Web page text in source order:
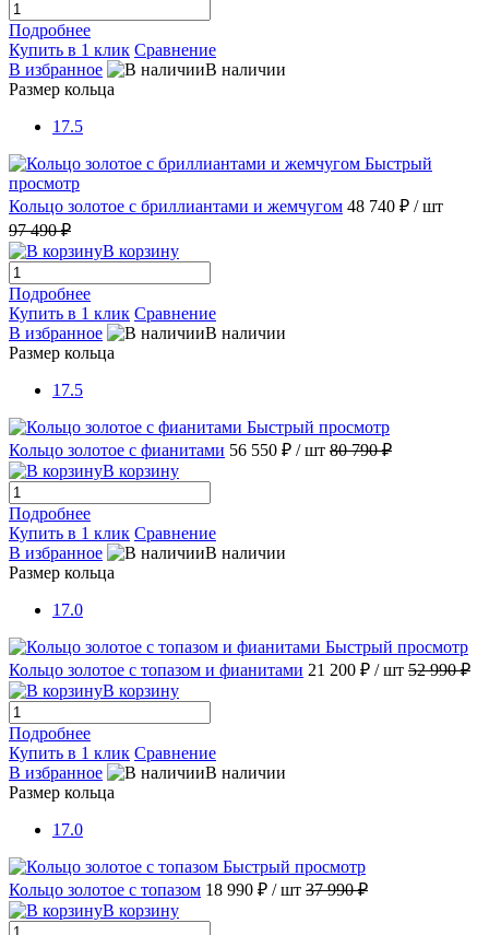
Подробнее
Купить в 1 клик Сравнение
В избранное
В наличии
Размер кольца
17.5
Быстрый
просмотр
Кольцо золотое с бриллиантами и жемчугом 48 740 ₽ / шт
97 490 ₽
В корзину
Подробнее
Купить в 1 клик Сравнение
В избранное
В наличии
Размер кольца
17.5
Быстрый просмотр
Кольцо золотое с фианитами 56 550 ₽ / шт 80 790 ₽
В корзину
Подробнее
Купить в 1 клик Сравнение
В избранное
В наличии
Размер кольца
17.0
Быстрый просмотр
Кольцо золотое с топазом и фианитами 21 200 ₽ / шт 52 990 ₽
В корзину
Подробнее
Купить в 1 клик Сравнение
В избранное
В наличии
Размер кольца
17.0
Быстрый просмотр
Кольцо золотое с топазом 18 990 ₽ / шт 37 990 ₽
В корзину